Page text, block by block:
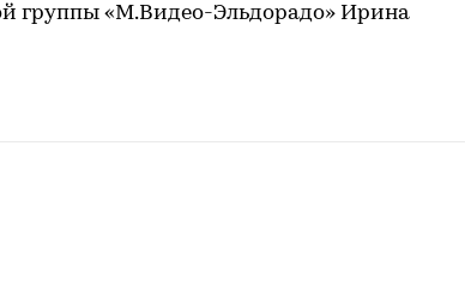
группы «М.Видео-Эльдорадо» Ирина